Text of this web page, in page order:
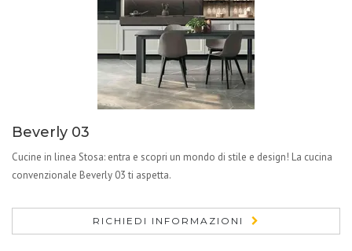
Beverly 03
Cucine in linea Stosa: entra e scopri un mondo di stile e design! La cucina
convenzionale Beverly 03 ti aspetta.
RICHIEDI INFORMAZIONI